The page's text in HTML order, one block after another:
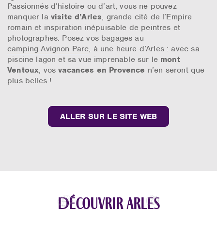
Passionnés d’histoire ou d’art, vous ne pouvez
manquer la visite d’Arles, grande cité de l’Empire
romain et inspiration inépuisable de peintres et
photographes. Posez vos bagages au
camping Avignon Parc, à une heure d’Arles : avec sa
piscine lagon et sa vue imprenable sur le mont
Ventoux, vosvacances en Provence n’en seront que
plus belles !
ALLER SUR LE SITE WEB
Découvrir Arles